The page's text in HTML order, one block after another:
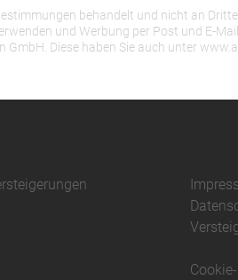
behandelt und nicht an
und Werbung per Post und E-
Diese haben Sie auch unter